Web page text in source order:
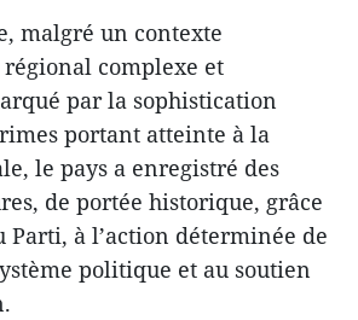
malgré un contexte
complexe et
par la sophistication
portant atteinte à la
le pays a enregistré des
de portée historique, grâce
à l’action déterminée de
politique et au soutien